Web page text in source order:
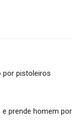
por pistoleiros
prende homem por